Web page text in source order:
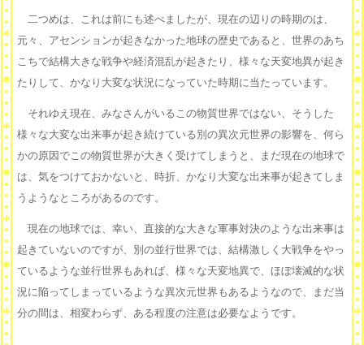
二つめは、これは前にも述べましたが、現在の辺りの時期のは、
元々、アセンションが起きなかった地球の歴史であると、世界のあち
こちで結構大きな戦争や経済混乱が起きたり、様々な天変地異が起き
たりして、かなり大変な状況になっていた時期に当たっています。
それゆえ現在、みなさんがいるこの物質世界ではない、そうした
様々な大変な出来事が起き続けている別の異次元世界の影響を、何ら
かの原因でこの物質世界が大きく受けてしまうと、まだ現在の地球で
は、気をつけておかないと、時折、かなり大変な出来事が起きてしま
うようなところがあるのです。
現在の地球では、幸い、直接的な大きな軍事対決のような出来事は
起きていないのですが、別の並行世界では、結構激しく大戦争をやっ
ているような並行世界もあれば、様々な天変地異で、ほぼ壊滅的な状
況に陥ってしまっているような異次元世界もあるようなので、まだ当
分の間は、相変わらず、ある程度の注意は必要なようです。